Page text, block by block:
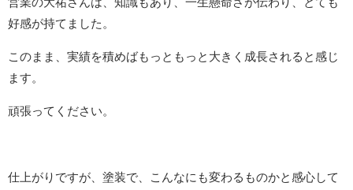
好感が持てました。
このまま、実績を積めばもっともっと大きく成長されると感じ
ます。
頑張ってください。
仕上がりですが、塗装で、こんなにも変わるものかと感心して